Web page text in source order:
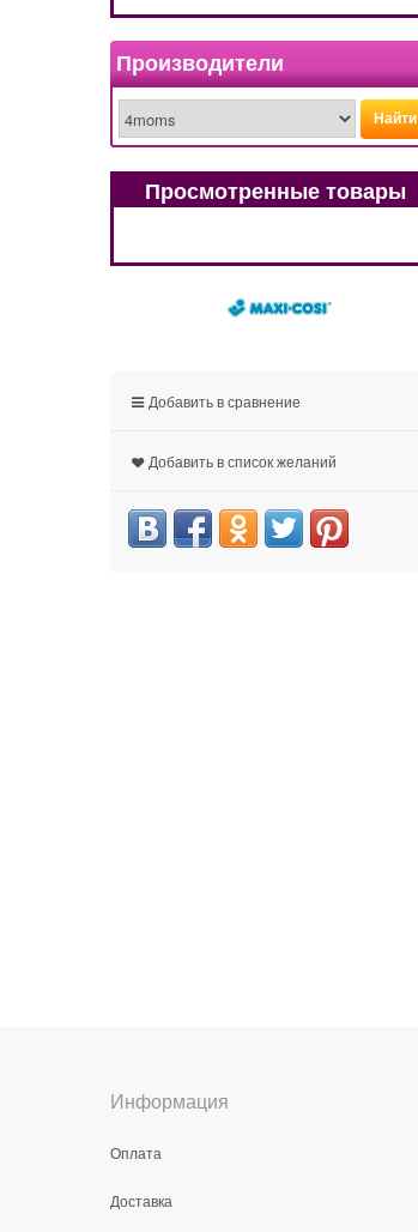
Производители
Найти
Просмотренные товары
Добавить в сравнение
Добавить в список желаний
Информация
Оплата
Доставка